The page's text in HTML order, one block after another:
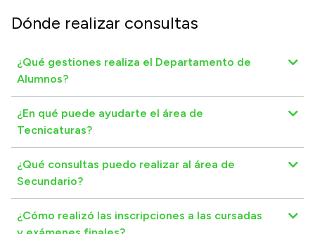
Dónde realizar consultas
¿Qué gestiones realiza el Departamento de
Alumnos?
¿En qué puede ayudarte el área de
Tecnicaturas?
¿Qué consultas puedo realizar al área de
Secundario?
¿Cómo realizó las inscripciones a las cursadas